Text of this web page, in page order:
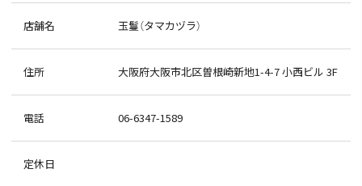
店舗名 玉鬘（タマカヅラ）
住所 大阪府大阪市北区曽根崎新地1-4-7 小西ビル 3F
電話 06-6347-1589
定休日